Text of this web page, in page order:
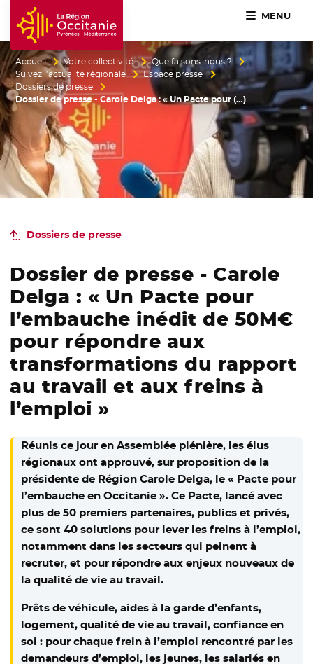
Accueil Région Occitanie / Pyrénées-Méditerranée
MENU
Accueil Votre collectivité
Que faisons-nous ?
Suivez l’actualité régionale
Espace presse
Dossiers de presse
Dossier de presse - Carole Delga : « Un Pacte pour (…)
Dossiers de presse
Dossier de presse - Carole
Delga : « Un Pacte pour
l’embauche inédit de 50M€
pour répondre aux
transformations du rapport
au travail et aux freins à
l’emploi »
Réunis ce jour en Assemblée plénière, les élus
régionaux ont approuvé, sur proposition de la
présidente de Région Carole Delga, le « Pacte pour
l’embauche en Occitanie ». Ce Pacte, lancé avec
plus de 50 premiers partenaires, publics et privés,
ce sont 40 solutions pour lever les freins à l’emploi,
notamment dans les secteurs qui peinent à
recruter, et pour répondre aux enjeux nouveaux de
la qualité de vie au travail.
Prêts de véhicule, aides à la garde d’enfants,
logement, qualité de vie au travail, confiance en
soi : pour chaque frein à l’emploi rencontré par les
demandeurs d’emploi, les jeunes, les salariés en